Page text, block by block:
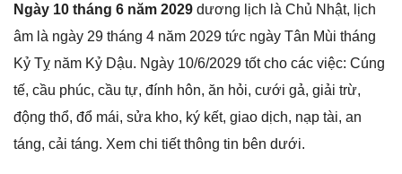
Ngày 10 tháng 6 năm 2029 dương lịch là Chủ Nhật, lịch
âm là ngày 29 tháng 4 năm 2029 tức ngày Tân Mùi tháng
Kỷ Tỵ năm Kỷ Dậu. Ngày 10/6/2029 tốt cho các việc: Cúng
tế, cầu phúc, cầu tự, đính hôn, ăn hỏi, cưới gả, giải trừ,
động thổ, đổ mái, sửa kho, ký kết, giao dịch, nạp tài, an
táng, cải táng. Xem chi tiết thông tin bên dưới.